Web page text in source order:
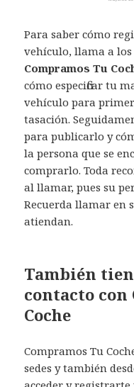
Para saber cómo
vehículo, llama a los
Compramos Tu
cómo especificar tu
vehículo para
tasación.
para publicarlo y
la persona que se
comprarlo. Toda
al llamar, pues su
Recuerda llamar en
atiendan.
También
contacto con
Coche
Compramos Tu
sedes y también